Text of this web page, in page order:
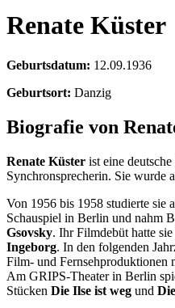
Renate Küster
Geburtsdatum: 12.09.1936
Geburtsort: Danzig
Biografie von
Renate Küster ist eine
Synchronsprecherin. Sie wurde
Von 1956 bis 1958 studierte sie
Schauspiel in Berlin und nahm
Gsovsky. Ihr Filmdebüt hatte
Ingeborg. In den folgenden
Film- und Fernsehproduktionen
Am GRIPS-Theater in Berlin
Stücken Die Ilse ist weg und